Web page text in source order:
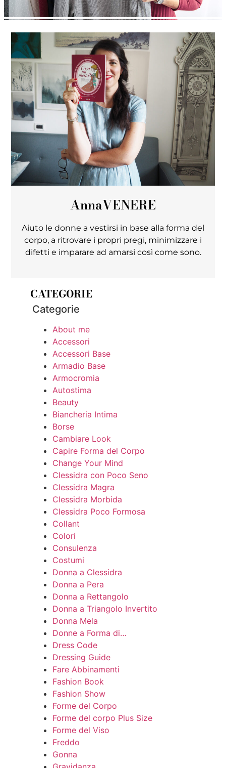
AnnaVENERE
Aiuto le donne a vestirsi in base alla forma del
corpo, a ritrovare i propri pregi, minimizzare i
difetti e imparare ad amarsi così come sono.
CATEGORIE
Categorie
About me
Accessori
Accessori Base
Armadio Base
Armocromia
Autostima
Beauty
Biancheria Intima
Borse
Cambiare Look
Capire Forma del Corpo
Change Your Mind
Clessidra con Poco Seno
Clessidra Magra
Clessidra Morbida
Clessidra Poco Formosa
Collant
Colori
Consulenza
Costumi
Donna a Clessidra
Donna a Pera
Donna a Rettangolo
Donna a Triangolo Invertito
Donna Mela
Donne a Forma di…
Dress Code
Dressing Guide
Fare Abbinamenti
Fashion Book
Fashion Show
Forme del Corpo
Forme del corpo Plus Size
Forme del Viso
Freddo
Gonna